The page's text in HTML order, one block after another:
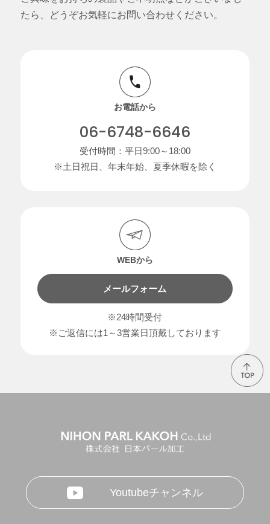
たら、どうぞお気軽にお問い合わせください。
お電話から
06-6748-6646
受付時間：平日9:00～18:00
※土日祝日、年末年始、夏季休暇を除く
WEBから
メールフォーム
※24時間受付
※ご返信には1～3営業日頂戴しております
Youtubeチャンネル